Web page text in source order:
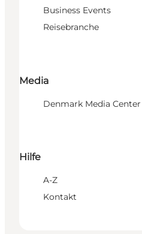
Business Events
Reisebranche
Media
Denmark Media Center
Hilfe
A-Z
Kontakt